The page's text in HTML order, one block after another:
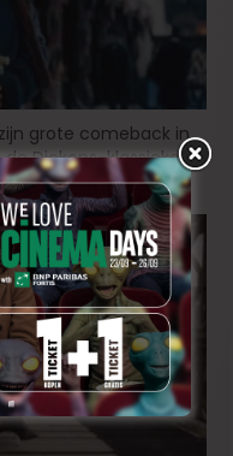
grote comeback in
Dickens-klassieker!